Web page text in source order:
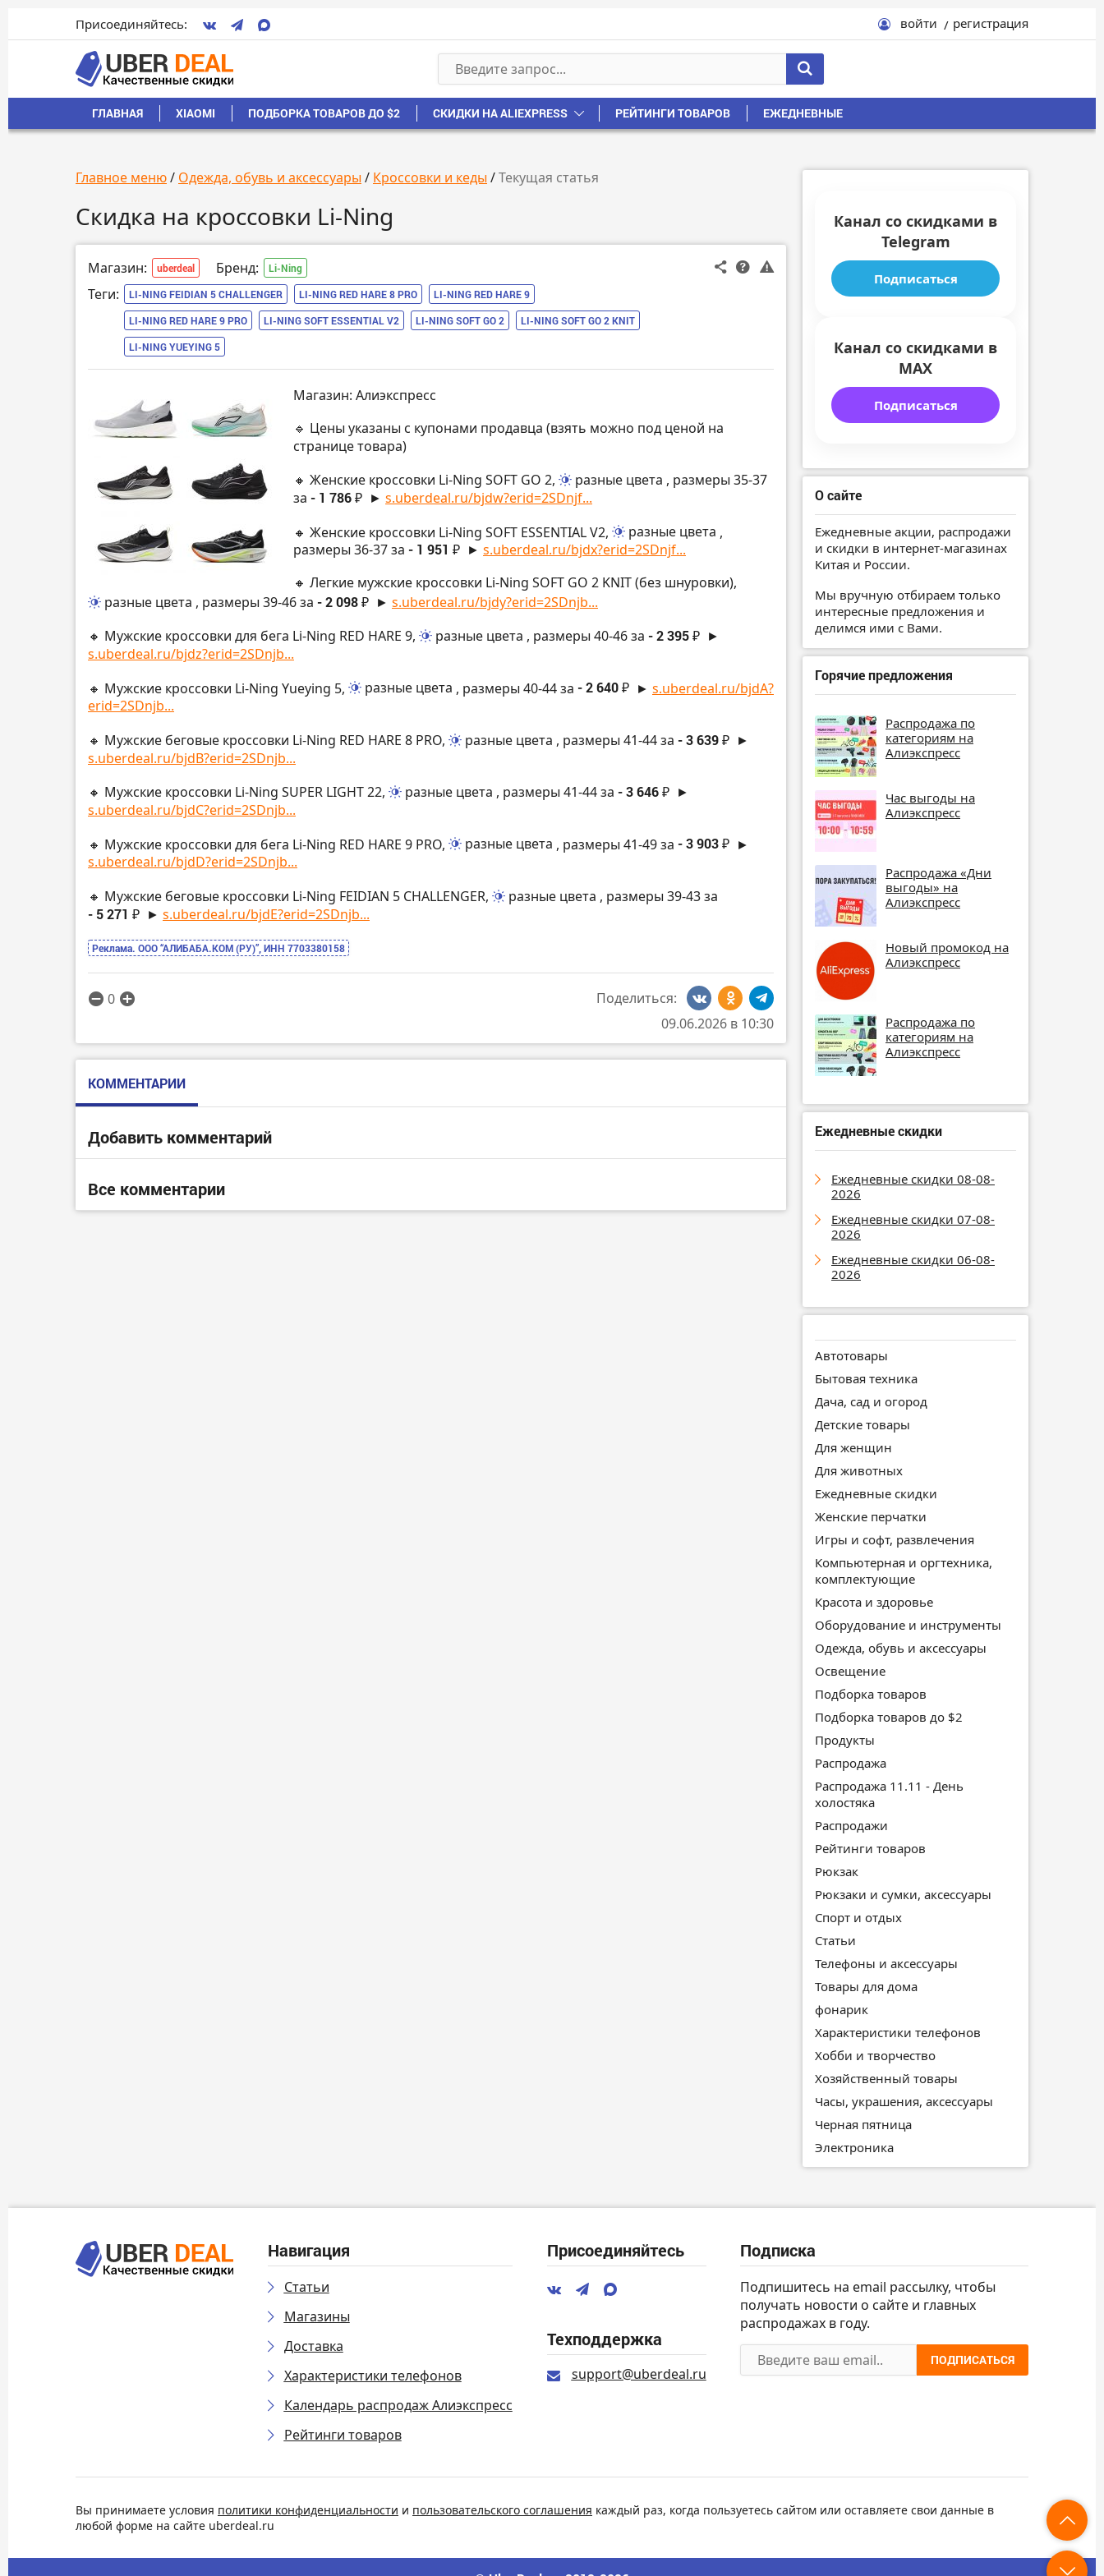
Присоединяйтесь: войти регистрация
ГЛАВНАЯ XIAOMI ПОДБОРКА ТОВАРОВ ДО $2 СКИДКИ НА ALIEXPRESS РЕЙТИНГИ ТОВАРОВ ЕЖЕДНЕВНЫЕ
Главное меню/ Одежда, обувь и аксессуары / Кроссовки и кеды /Текущая статья
Скидка на кроссовки Li-Ning
Магазин: uberdeal Бренд: Li-Ning
Теги: LI-NING FEIDIAN 5 CHALLENGER LI-NING RED HARE 8 PRO
LI-NING RED HARE 9
LI-NING RED HARE 9 PRO
LI-NING SOFT ESSENTIAL V2 LI-NING SOFT GO 2
LI-NING SOFT GO 2 KNIT
LI-NING YUEYING 5
Магазин: Алиэкспресс
🔹 Цены указаны с купонами продавца (взять можно под ценой на
странице товара)
🔸 Женские кроссовки Li-Ning SOFT GO 2,
разные цвета , размеры 35-37
за - 1 786 ₽ ► s.uberdeal.ru/bjdw?erid=2SDnjf...
🔸 Женские кроссовки Li-Ning SOFT ESSENTIAL V2,
разные цвета ,
размеры 36-37 за - 1 951 ₽ ► s.uberdeal.ru/bjdx?erid=2SDnjf...
🔸 Легкие мужские кроссовки Li-Ning SOFT GO 2 KNIT (без шнуровки),
разные цвета , размеры 39-46 за - 2 098 ₽ ► s.uberdeal.ru/bjdy?erid=2SDnjb...
🔸 Мужские кроссовки для бега Li-Ning RED HARE 9,
разные цвета , размеры 40-46 за - 2 395 ₽ ►
s.uberdeal.ru/bjdz?erid=2SDnjb...
🔸 Мужские кроссовки Li-Ning Yueying 5,
разные цвета , размеры 40-44 за - 2 640 ₽ ► s.uberdeal.ru/bjdA?
erid=2SDnjb...
🔸 Мужские беговые кроссовки Li-Ning RED HARE 8 PRO,
разные цвета , размеры 41-44 за - 3 639 ₽ ►
s.uberdeal.ru/bjdB?erid=2SDnjb...
🔸 Мужские кроссовки Li-Ning SUPER LIGHT 22,
разные цвета , размеры 41-44 за - 3 646 ₽ ►
s.uberdeal.ru/bjdC?erid=2SDnjb...
🔸 Мужские кроссовки для бега Li-Ning RED HARE 9 PRO,
разные цвета , размеры 41-49 за - 3 903 ₽ ►
s.uberdeal.ru/bjdD?erid=2SDnjb...
🔸 Мужские беговые кроссовки Li-Ning FEIDIAN 5 CHALLENGER,
разные цвета , размеры 39-43 за
- 5 271 ₽ ► s.uberdeal.ru/bjdE?erid=2SDnjb...
Реклама. ООО “АЛИБАБА.КОМ (РУ)”, ИНН 7703380158
0
Поделиться:
09.06.2026 в 10:30
КОММЕНТАРИИ
Добавить комментарий
Все комментарии
Канал со скидками в
Telegram
Подписаться
Канал со скидками в
MAX
Подписаться
О сайте
Ежедневные акции, распродажи
и скидки в интернет-магазинах
Китая и России.
Мы вручную отбираем только
интересные предложения и
делимся ими с Вами.
Горячие предложения
Распродажа по
категориям на
Алиэкспресс
Час выгоды на
Алиэкспресс
Распродажа «Дни
выгоды» на
Алиэкспресс
Новый промокод на
Алиэкспресс
Распродажа по
категориям на
Алиэкспресс
Ежедневные скидки
Ежедневные скидки 08-08-
2026
Ежедневные скидки 07-08-
2026
Ежедневные скидки 06-08-
2026
Автотовары
Бытовая техника
Дача, сад и огород
Детские товары
Для женщин
Для животных
Ежедневные скидки
Женские перчатки
Игры и софт, развлечения
Компьютерная и оргтехника,
комплектующие
Красота и здоровье
Оборудование и инструменты
Одежда, обувь и аксессуары
Освещение
Подборка товаров
Подборка товаров до $2
Продукты
Распродажа
Распродажа 11.11 - День
холостяка
Распродажи
Рейтинги товаров
Рюкзак
Рюкзаки и сумки, аксессуары
Спорт и отдых
Статьи
Телефоны и аксессуары
Товары для дома
фонарик
Характеристики телефонов
Хобби и творчество
Хозяйственный товары
Часы, украшения, аксессуары
Черная пятница
Электроника
Навигация
Статьи
Магазины
Доставка
Характеристики телефонов
Календарь распродаж Алиэкспресс
Рейтинги товаров
Присоединяйтесь
Техподдержка
support@uberdeal.ru
Подписка
Подпишитесь на email рассылку, чтобы
получать новости о сайте и главных
распродажах в году.
ПОДПИСАТЬСЯ
Вы принимаете условия политики конфиденциальности и пользовательского соглашения каждый раз, когда пользуетесь сайтом или оставляете свои данные в
любой форме на сайте uberdeal.ru